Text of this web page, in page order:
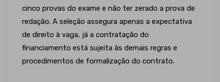
cinco provas do exame e não ter zerado a prova de
redação. A seleção assegura apenas a expectativa
de direito à vaga, já a contratação do
financiamento está sujeita às demais regras e
procedimentos de formalização do contrato.